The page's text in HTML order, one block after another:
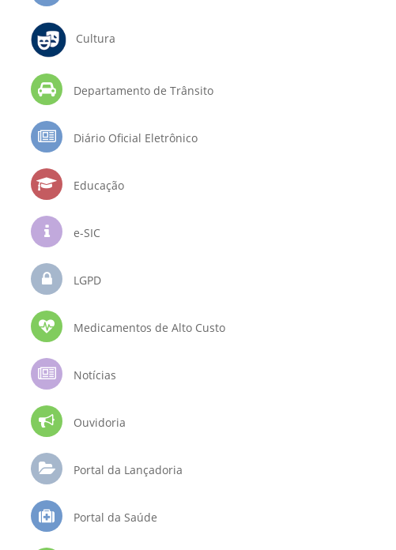
Cultura
Departamento de Trânsito
Diário Oficial Eletrônico
Educação
e-SIC
LGPD
Medicamentos de Alto Custo
Notícias
Ouvidoria
Portal da Lançadoria
Portal da Saúde